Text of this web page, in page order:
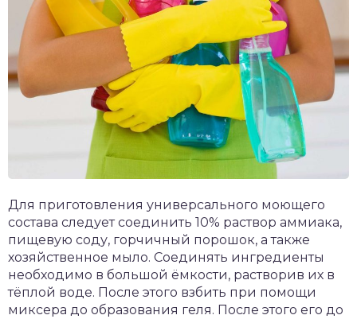
Для приготовления универсального моющего
состава следует соединить 10% раствор аммиака,
пищевую соду, горчичный порошок, а также
хозяйственное мыло. Соединять ингредиенты
необходимо в большой ёмкости, растворив их в
тёплой воде. После этого взбить при помощи
миксера до образования геля. После этого его до